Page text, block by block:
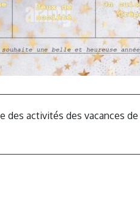
des activités des vacances de